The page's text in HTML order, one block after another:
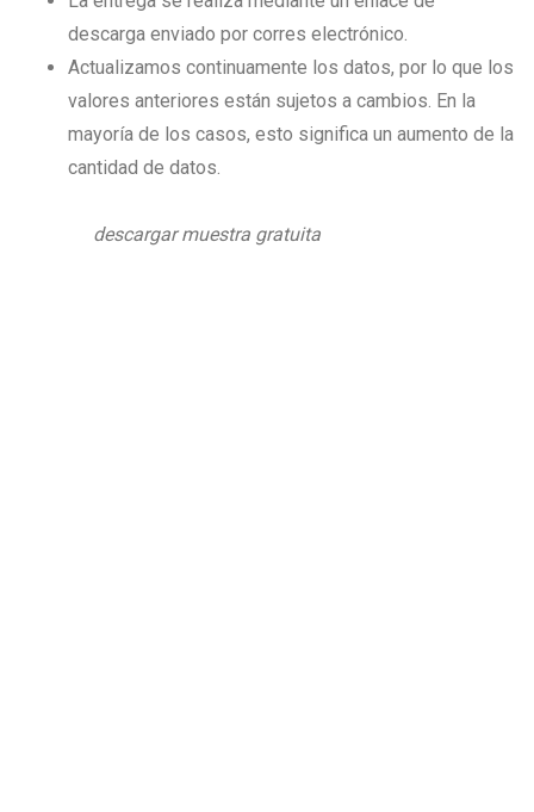
descarga enviado por corres electrónico.
Actualizamos continuamente los datos, por lo que los
valores anteriores están sujetos a cambios. En la
mayoría de los casos, esto significa un aumento de la
cantidad de datos.
descargar muestra gratuita